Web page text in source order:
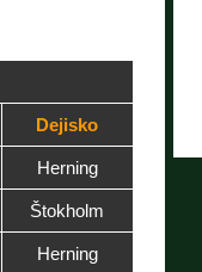
Dejisko
Herning
Štokholm
Herning